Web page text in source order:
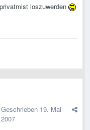
loszuwerden
Geschrieben 19. Mai
2007